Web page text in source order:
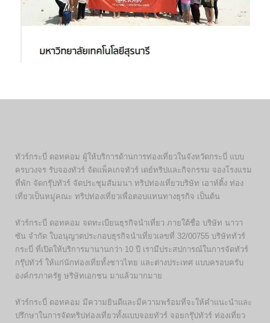
ทัวร์กระบี่ ดอทคอม ผู้ให้บริการด้านการท่องเที่ยวในจังหวัดกระบี่ แบบ
ครบวงจร รับจองทัวร์ จัดแพ็คเกจทัวร์ เดย์ทริปและกิจกรรม จองโรงแรม
ที่พัก จัดกรุ๊ปทัวร์ จัดประชุมสัมมนา ทริปท่องเที่ยวบริษัท เอาท์ติ้ง ท่อง
เที่ยวเป็นหมู่คณะ ทริปท่องเที่ยวเพื่อตอบแทนทางธุรกิจ เป็นต้น
ทัวร์กระบี่ ดอทคอม จดทะเบียนธุรกิจนำเที่ยว ภายใต้ชื่อ บริษัท นาวา
ซัน จำกัด ใบอนุญาตประกอบธุรกิจนำเที่ยวเลขที่ 32/00755 บริษัททัวร์
กระบี่ ที่เปิดให้บริการมานานกว่า 10 ปี เรามีประสปการณ์ในการจัดทัวร์
กรุ๊ปทัวร์ ให้แก่นักท่องเที่ยทั้งชาวไทย และต่างประเทศ แบบครอบครับ
องค์กรภาครัฐ ษริษัทเอกชน มาแล้วมากมาย
ทัวร์กระบี่ ดอทคอม มีความยินดีและมีความพร้อมที่จะให้คำแนะนำและ
ปรึกษาในการจัดทริปท่องเที่ยวทั้งแบบจอยทัวร์ จอยกรุ๊ปทัวร์ ท่องเที่ยว